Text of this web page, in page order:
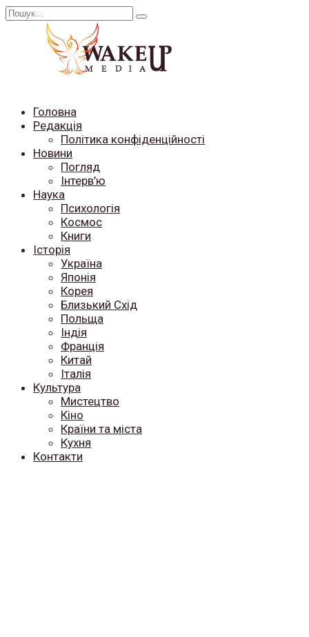
Перейти
Search
Головна
Редакція
Політика конфіденційності
Новини
Погляд
Інтерв’ю
Наука
Психологія
Космос
Книги
Історія
Україна
Японія
Корея
Близький Схід
Польща
Індія
Франція
Китай
Італія
Культура
Мистецтво
Кіно
Країни та міста
Кухня
Контакти